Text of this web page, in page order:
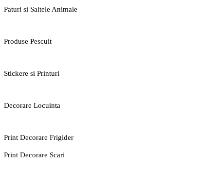
Paturi si Saltele Animale
Produse Pescuit
Stickere si Printuri
Decorare Locuinta
Print Decorare Frigider
Print Decorare Scari